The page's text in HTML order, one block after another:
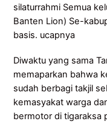
silaturrahmi Semua
Banten Lion) Se-
basis. ucapnya
Diwaktu yang sama
memaparkan bahwa
sudah berbagi takjil
kemasyakat warga
bermotor di tigaraksa